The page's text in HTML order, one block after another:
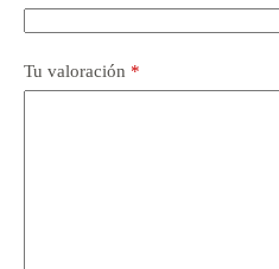
Tu valoración *